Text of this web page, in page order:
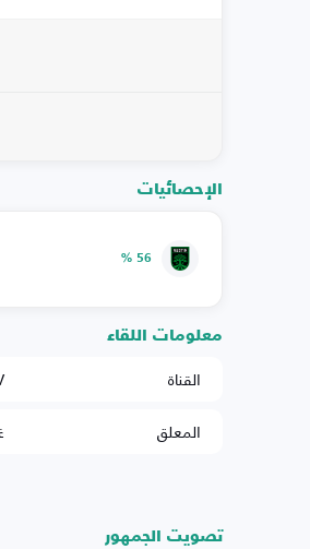
الإحصائيات
56 %
معلومات اللقاء
القناة
المعلق
تصويت الجمهور